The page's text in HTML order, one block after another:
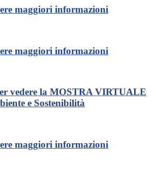
maggiori informazioni
maggiori informazioni
vedere la MOSTRA VIRTUALE
e Sostenibilità
maggiori informazioni